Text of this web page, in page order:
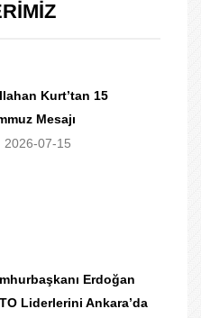
Kurt’tan 15
Mesajı
2026-07-15
Erdoğan
Liderlerini Ankara’da